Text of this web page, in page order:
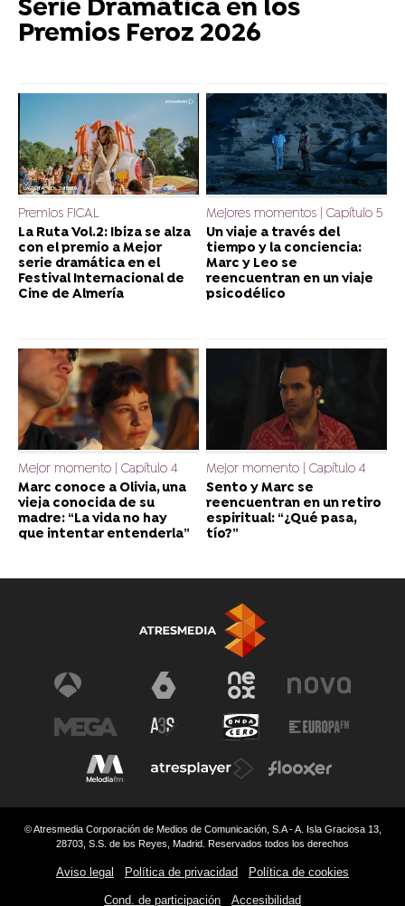
Serie Dramática en los
Premios Feroz 2026
Premios FICAL
La Ruta Vol.2: Ibiza se alza
con el premio a Mejor
serie dramática en el
Festival Internacional de
Cine de Almería
Mejores momentos | Capítulo 5
Un viaje a través del
tiempo y la conciencia:
Marc y Leo se
reencuentran en un viaje
psicodélico
Mejor momento | Capítulo 4
Marc conoce a Olivia, una
vieja conocida de su
madre: “La vida no hay
que intentar entenderla”
Mejor momento | Capítulo 4
Sento y Marc se
reencuentran en un retiro
espiritual: “¿Qué pasa,
tío?”
© Atresmedia Corporación de Medios de Comunicación, S.A - A. Isla Graciosa 13,
28703, S.S. de los Reyes, Madrid. Reservados todos los derechos
Aviso legal Política de privacidad Política de cookies
Cond. de participación Accesibilidad